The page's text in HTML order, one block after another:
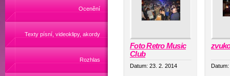
Ocenění
Texty písní, videoklipy, akordy
Rozhlas
Foto Retro Music
Club
Datum: 23. 2. 2014 Datum: